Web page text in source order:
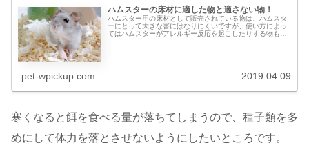
ハムスターの床材に適した物と適さない物！
ハムスター用の床材として販売されている物は、ハムスタ
ーにとって大きな害にはなりにくいですが、使い方によっ
てはハムスターがアレルギー反応を起こしたりする物もあ
pet-wpickup.com 2019.04.09
寒くなると餌を食べる量が落ちてしまうので、種子類を多
めにして体力を落とさせないようにしたいところです。